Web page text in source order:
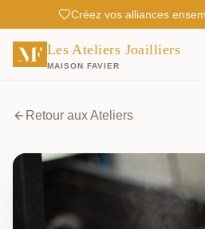
Créez vos alliances
Les Ateliers Joailliers
MAISON FAVIER
Retour aux Ateliers